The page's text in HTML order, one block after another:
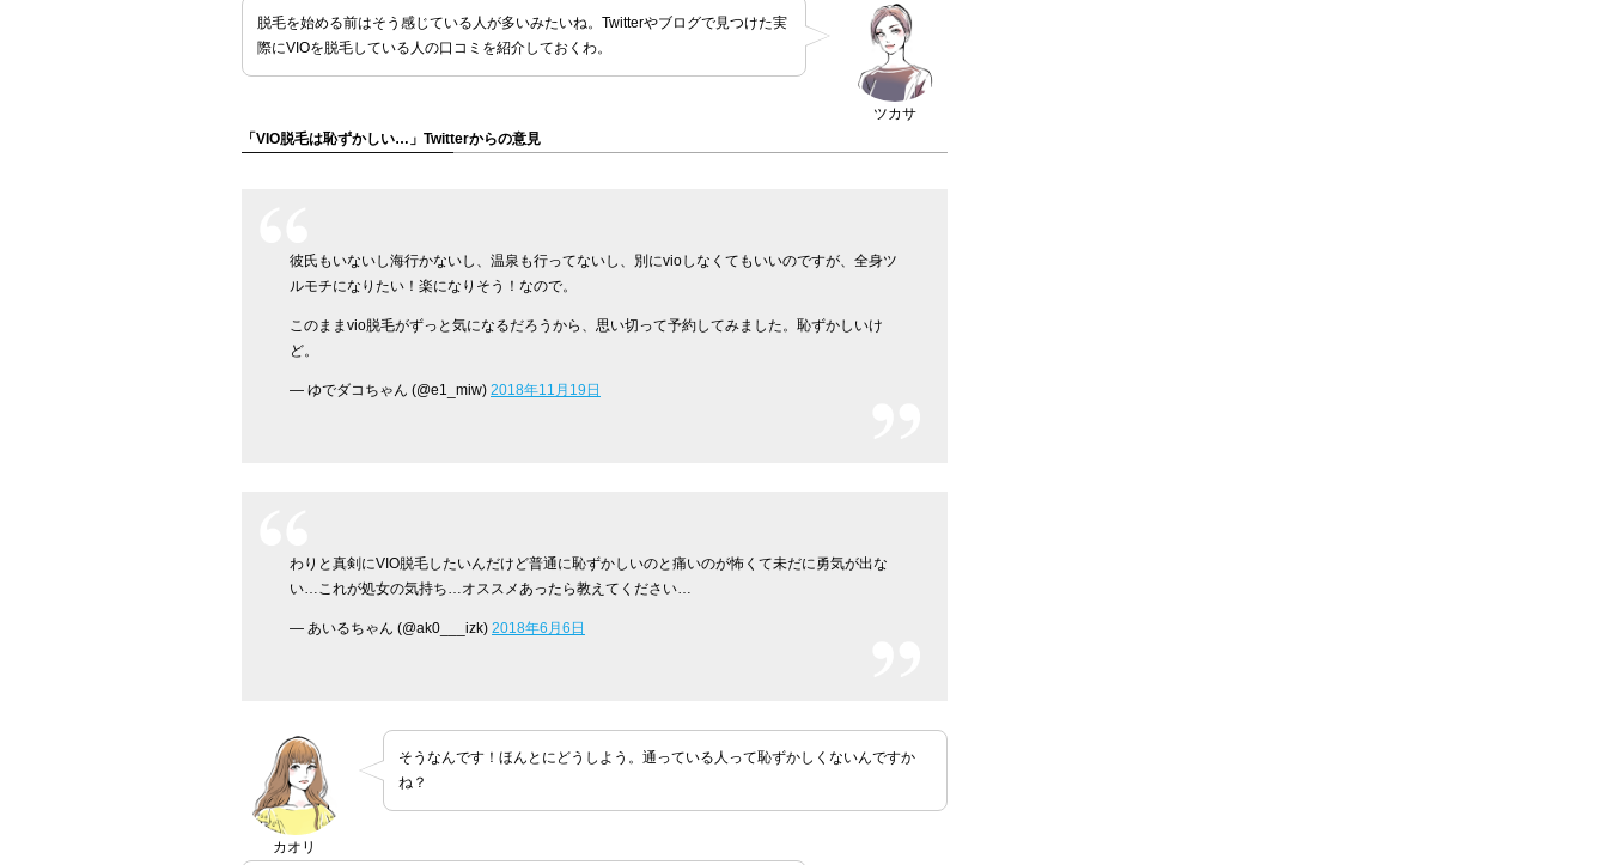
ツカサ
脱毛を始める前はそう感じている人が多いみたいね。Twitterやブログで見つけた実
際にVIOを脱毛している人の口コミを紹介しておくわ。
「VIO脱毛は恥ずかしい…」Twitterからの意見
彼氏もいないし海行かないし、温泉も行ってないし、別にvioしなくてもいいのですが、全身ツ
ルモチになりたい！楽になりそう！なので。
このままvio脱毛がずっと気になるだろうから、思い切って予約してみました。恥ずかしいけ
ど。
— ゆでダコちゃん (@e1_miw) 2018年11月19日
わりと真剣にVIO脱毛したいんだけど普通に恥ずかしいのと痛いのが怖くて未だに勇気が出な
い…これが処女の気持ち…オススメあったら教えてください…
— あいるちゃん (@ak0___izk) 2018年6月6日
カオリ
そうなんです！ほんとにどうしよう。通っている人って恥ずかしくないんですか
ね？